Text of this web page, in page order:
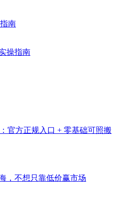
南
操指南
官方正规入口 + 零基础可照搬
，不想只靠低价赢市场